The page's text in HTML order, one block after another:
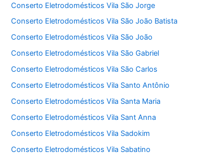
Conserto Eletrodomésticos Vila São Jorge
Conserto Eletrodomésticos Vila São João Batista
Conserto Eletrodomésticos Vila São João
Conserto Eletrodomésticos Vila São Gabriel
Conserto Eletrodomésticos Vila São Carlos
Conserto Eletrodomésticos Vila Santo Antônio
Conserto Eletrodomésticos Vila Santa Maria
Conserto Eletrodomésticos Vila Sant Anna
Conserto Eletrodomésticos Vila Sadokim
Conserto Eletrodomésticos Vila Sabatino